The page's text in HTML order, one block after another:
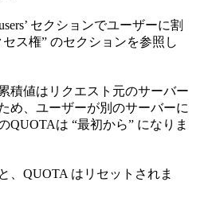
セクションでユーザーに割
ス権” のセクションを参照し
積値はリクエスト元のサーバー
め、ユーザーが別のサーバーに
QUOTAは “最初から” になりま
、QUOTA はリセットされま